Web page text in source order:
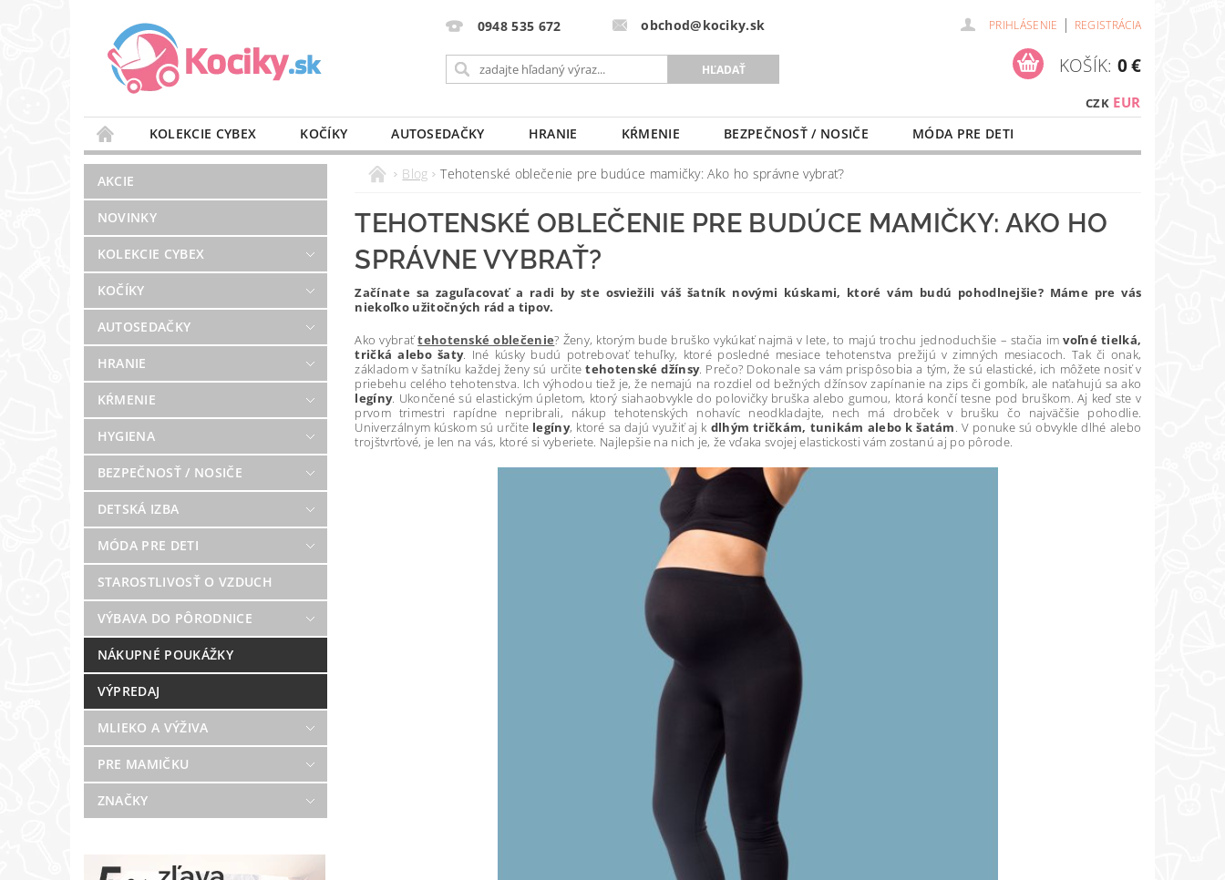
0948 535 672 obchod@kociky.sk PRIHLÁSENIE | REGISTRÁCIA
CZK EUR
KOŠÍK: 0 €
KOLEKCIE CYBEX KOČÍKY AUTOSEDAČKY HRANIE KŔMENIE BEZPEČNOSŤ / NOSIČE
MÓDA PRE DETI
STAROSTLIVOSŤ O VZDUCH
VÝBAVA DO PÔRODNICE MLIEKO A VÝŽIVA PRE MAMIČKU NAŠE SLUŽBY
BLOG
PREDAJŇA KONTAKT
AKCIE
NOVINKY
KOLEKCIE CYBEX
KOČÍKY
AUTOSEDAČKY
HRANIE
KŔMENIE
HYGIENA
BEZPEČNOSŤ / NOSIČE
DETSKÁ IZBA
MÓDA PRE DETI
STAROSTLIVOSŤ O VZDUCH
VÝBAVA DO PÔRODNICE
NÁKUPNÉ POUKÁŽKY
VÝPREDAJ
MLIEKO A VÝŽIVA
PRE MAMIČKU
ZNAČKY
Blog Tehotenské oblečenie pre budúce mamičky: Ako ho správne vybrať?
TEHOTENSKÉ OBLEČENIE PRE BUDÚCE MAMIČKY: AKO HO
SPRÁVNE VYBRAŤ?
Začínate sa zaguľacovať a radi by ste osviežili váš šatník novými kúskami, ktoré vám budú pohodlnejšie? Máme pre vás
niekoľko užitočných rád a tipov.
Ako vybraťtehotenské oblečenie? Ženy, ktorým bude bruško vykúkať najmä v lete, to majú trochu jednoduchšie – stačia imvoľné tielká,
tričká alebo šaty. Iné kúsky budú potrebovať tehuľky, ktoré posledné mesiace tehotenstva prežijú v zimných mesiacoch. Tak či onak,
základom v šatníku každej ženy sú určitetehotenské džínsy. Prečo? Dokonale sa vám prispôsobia a tým, že sú elastické, ich môžete nosiť v
priebehu celého tehotenstva. Ich výhodou tiež je, že nemajú na rozdiel od bežných džínsov zapínanie na zips či gombík, ale naťahujú sa ako
legíny. Ukončené sú elastickým úpletom, ktorý siahaobvykle do polovičky bruška alebo gumou, ktorá končí tesne pod bruškom. Aj keď ste v
prvom trimestri rapídne nepribrali, nákup tehotenských nohavíc neodkladajte, nech má drobček v brušku čo najväčšie pohodlie.
Univerzálnym kúskom sú určite legíny, ktoré sa dajú využiť aj k dlhým tričkám, tunikám alebo k šatám. V ponuke sú obvykle dlhé alebo
trojštvrťové, je len na vás, ktoré si vyberiete. Najlepšie na nich je, že vďaka svojej elastickosti vám zostanú aj po pôrode.